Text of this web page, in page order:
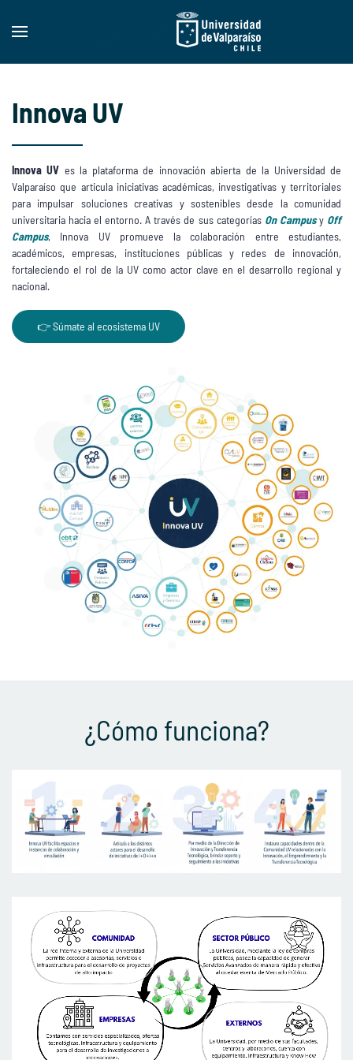
Innova UV
Innova UV es la plataforma de innovación abierta de la Universidad de
Valparaíso que articula iniciativas académicas, investigativas y territoriales
para impulsar soluciones creativas y sostenibles desde la comunidad
universitaria hacia el entorno. A través de sus categorías On Campus y Off
Campus, Innova UV promueve la colaboración entre estudiantes,
académicos, empresas, instituciones públicas y redes de innovación,
fortaleciendo el rol de la UV como actor clave en el desarrollo regional y
nacional.
👉 Súmate al ecosistema UV
¿Cómo funciona?